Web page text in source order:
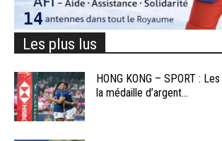
Les plus lus
HONG KONG – SPORT :
la médaille d’argent...